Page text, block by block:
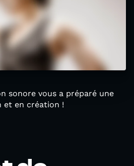
sonore vous a préparé une
et en création !